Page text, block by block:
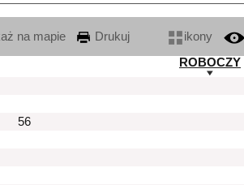
na mapie Drukuj ikony
ROBOCZY
56